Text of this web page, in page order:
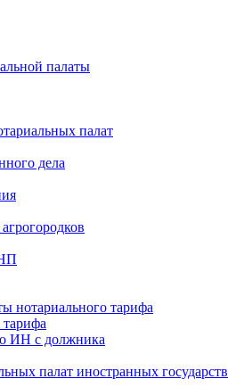
палаты
палат
дела
нотариального тарифа
тарифа
ИН с должника
палат иностранных государств